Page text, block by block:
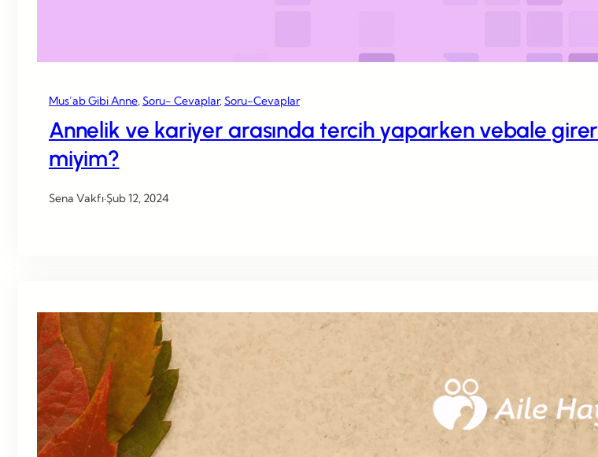
Mus’ab Gibi Anne, Soru- Cevaplar, Soru-Cevaplar
Annelik ve kariyer arasında tercih yaparken vebale girer
miyim?
Sena Vakfı·Şub 12, 2024